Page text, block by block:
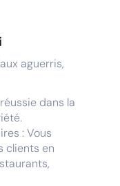
aguerris,
dans la
: Vous
clients en